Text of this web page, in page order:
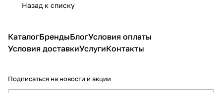
Назад к списку
КаталогБрендыБлогУсловия оплаты
Условия доставкиУслугиКонтакты
Подписаться на новости и акции